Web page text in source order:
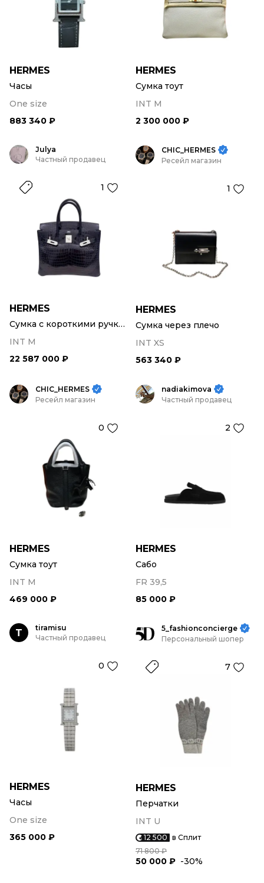
HERMES
Часы
One size
883 340 ₽
HERMES
Сумка тоут
INT M
2 300 000 ₽
Julya
Частный продавец
1
HERMES
Сумка с короткими ручками
INT M
22 587 000 ₽
CHIC_HERMES
Ресейл магазин
1
HERMES
Сумка через плечо
INT XS
563 340 ₽
CHIC_HERMES
Ресейл магазин
0
HERMES
Сумка тоут
INT M
469 000 ₽
nadiakimova
Частный продавец
2
HERMES
Сабо
FR 39,5
85 000 ₽
T
tiramisu
Частный продавец
0
HERMES
Часы
One size
365 000 ₽
5_fashionconcierge
Персональный шопер
7
HERMES
Перчатки
INT U
12 500 в Сплит
71 800 ₽
50 000 ₽ -30%